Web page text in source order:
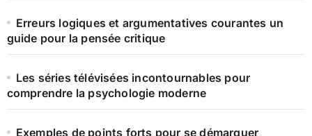
Erreurs logiques et argumentatives courantes un
guide pour la pensée critique
Les séries télévisées incontournables pour
comprendre la psychologie moderne
Exemples de points forts pour se démarquer